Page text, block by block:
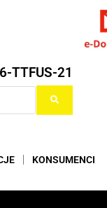
TTFUS-21
KONSUMENCI